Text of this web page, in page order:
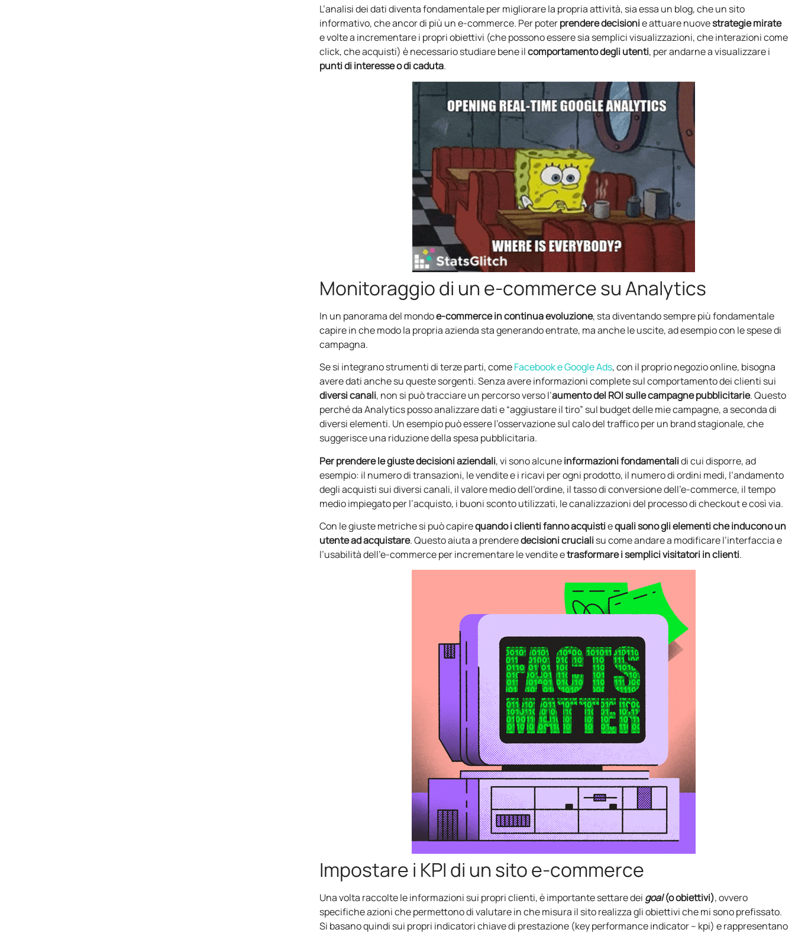
L’analisi dei dati diventa fondamentale per migliorare la propria attività, sia essa un blog, che un sito
informativo, che ancor di più un e-commerce. Per poterprendere decisionie attuare nuovestrategie mirate
e volte a incrementare i propri obiettivi (che possono essere sia semplici visualizzazioni, che interazioni come
click, che acquisti) è necessario studiare bene ilcomportamento degli utenti, per andarne a visualizzare i
punti di interesse o di caduta.
Monitoraggio di un e-commerce su Analytics
In un panorama del mondoe-commerce in continua evoluzione, sta diventando sempre più fondamentale
capire in che modo la propria azienda sta generando entrate, ma anche le uscite, ad esempio con le spese di
campagna.
Se si integrano strumenti di terze parti, comeFacebook e Google Ads, con il proprio negozio online, bisogna
avere dati anche su queste sorgenti. Senza avere informazioni complete sul comportamento dei clienti sui
diversi canali, non si può tracciare un percorso verso l’aumento del ROI sulle campagne pubblicitarie. Questo
perché da Analytics posso analizzare dati e “aggiustare il tiro” sul budget delle mie campagne, a seconda di
diversi elementi. Un esempio può essere l’osservazione sul calo del traffico per un brand stagionale, che
suggerisce una riduzione della spesa pubblicitaria.
Per prendere le giuste decisioni aziendali, vi sono alcuneinformazioni fondamentalidi cui disporre, ad
esempio: il numero di transazioni, le vendite e i ricavi per ogni prodotto, il numero di ordini medi, l’andamento
degli acquisti sui diversi canali, il valore medio dell’ordine, il tasso di conversione dell’e-commerce, il tempo
medio impiegato per l’acquisto, i buoni sconto utilizzati, le canalizzazioni del processo di checkout e così via.
Con le giuste metriche si può capirequando i clienti fanno acquistiequali sono gli elementi che inducono un
utente ad acquistare. Questo aiuta a prenderedecisioni crucialisu come andare a modificare l’interfaccia e
l’usabilità dell’e-commerce per incrementare le vendite etrasformare i semplici visitatori in clienti.
Impostare i KPI di un sito e-commerce
Una volta raccolte le informazioni sui propri clienti, è importante settare dei goal(oobiettivi), ovvero
specifiche azioni che permettono di valutare in che misura il sito realizza gli obiettivi che mi sono prefissato.
Si basano quindi sui propri indicatori chiave di prestazione (key performance indicator – kpi) e rappresentano